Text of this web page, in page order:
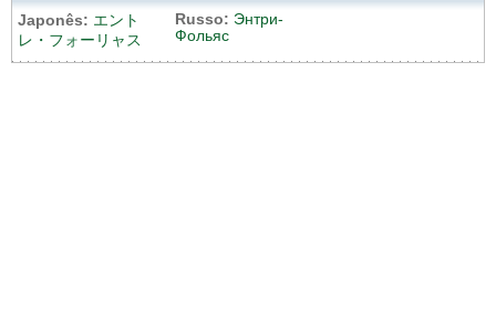
Japonês: エント
レ・フォーリャス
Russo: Энтри-
Фольяс